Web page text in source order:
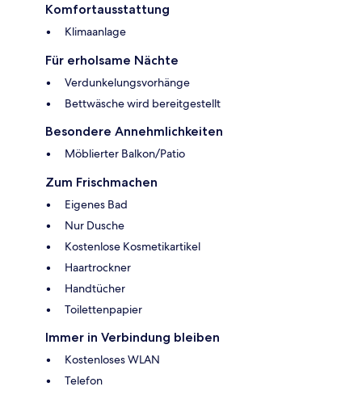
Komfortausstattung
Klimaanlage
Für erholsame Nächte
Verdunkelungsvorhänge
Bettwäsche wird bereitgestellt
Besondere Annehmlichkeiten
Möblierter Balkon/Patio
Zum Frischmachen
Eigenes Bad
Nur Dusche
Kostenlose Kosmetikartikel
Haartrockner
Handtücher
Toilettenpapier
Immer in Verbindung bleiben
Kostenloses WLAN
Telefon